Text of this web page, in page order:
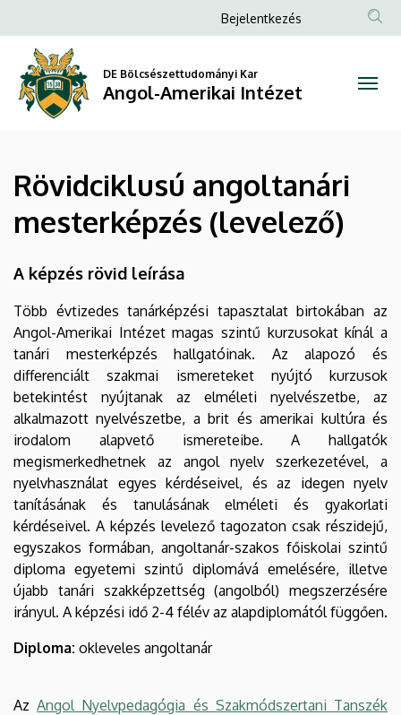
angoltanári
mesterképzés
(levelező)
Angol-
Amerikai
Intézet
a
tartalomra
Anonim
fiók
menüje
Bejelentkezés
DE Bölcsészettudományi Kar
Angol-Amerikai Intézet
Rövidciklusú angoltanári
mesterképzés (levelező)
A képzés rövid leírása
Több évtizedes tanárképzési tapasztalat birtokában az
Angol-Amerikai Intézet magas szintű kurzusokat kínál a
tanári mesterképzés hallgatóinak. Az alapozó és
differenciált szakmai ismereteket nyújtó kurzusok
betekintést nyújtanak az elméleti nyelvészetbe, az
alkalmazott nyelvészetbe, a brit és amerikai kultúra és
irodalom alapvető ismereteibe. A hallgatók
megismerkedhetnek az angol nyelv szerkezetével, a
nyelvhasználat egyes kérdéseivel, és az idegen nyelv
tanításának és tanulásának elméleti és gyakorlati
kérdéseivel. A képzés levelező tagozaton csak részidejű,
egyszakos formában, angoltanár-szakos főiskolai szintű
diploma egyetemi szintű diplomává emelésére, illetve
újabb tanári szakképzettség (angolból) megszerzésére
irányul. A képzési idő 2-4 félév az alapdiplomától függően.
Diploma: okleveles angoltanár
AzAngol Nyelvpedagógia és Szakmódszertani Tanszék